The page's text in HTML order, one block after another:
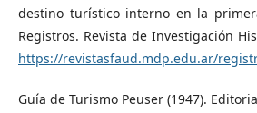
destino turístico interno en la
Registros. Revista de Investigación
https://revistasfaud.mdp.edu.ar/
Guía de Turismo Peuser (1947).